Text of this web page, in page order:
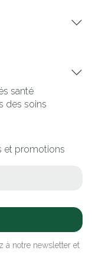
santé
des soins
et promotions
à notre newsletter et